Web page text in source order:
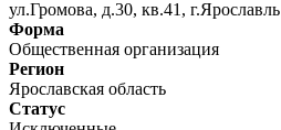
ул.Громова, д.30, кв.41, г.Ярославль
Форма
Общественная организация
Регион
Ярославская область
Статус